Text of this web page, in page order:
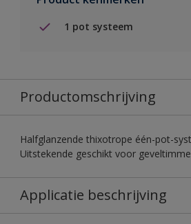
1 pot systeem
Productomschrijving
Halfglanzende thixotrope één-pot-
Uitstekende geschikt voor
Applicatie beschrijving